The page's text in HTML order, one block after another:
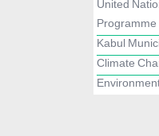
United
Programme
Kabul
Climate